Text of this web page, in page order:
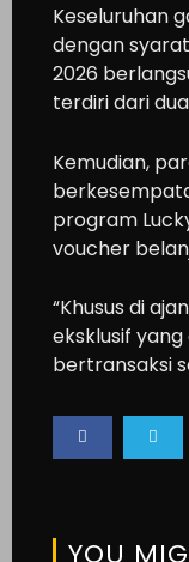
us
Search
Keseluruhan
dengan
2026
terdiri dari
Kemudian,
program
voucher
“Khusus di
eksklusif
bertransaksi